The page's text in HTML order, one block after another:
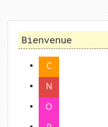
Bienvenue